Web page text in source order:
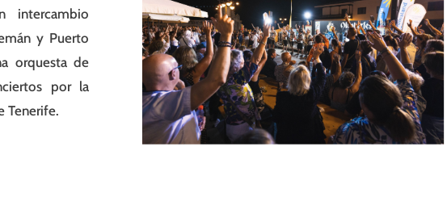
intercambio
y Puerto
orquesta de
por la
Tenerife.